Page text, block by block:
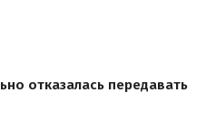
отказалась передавать